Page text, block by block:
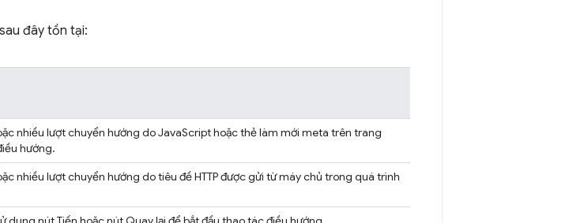
đây tồn tại:
nhiều lượt chuyển hướng do JavaScript hoặc thẻ làm mới meta trên trang
hướng.
nhiều lượt chuyển hướng do tiêu đề HTTP được gửi từ máy chủ trong quá trình